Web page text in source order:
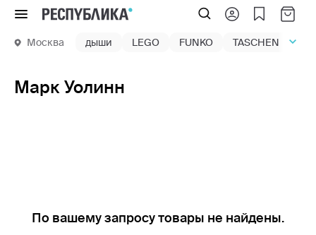
Меню
Москва дыши LEGO FUNKO TASCHEN
Марк Уолинн
По вашему запросу товары не найдены.